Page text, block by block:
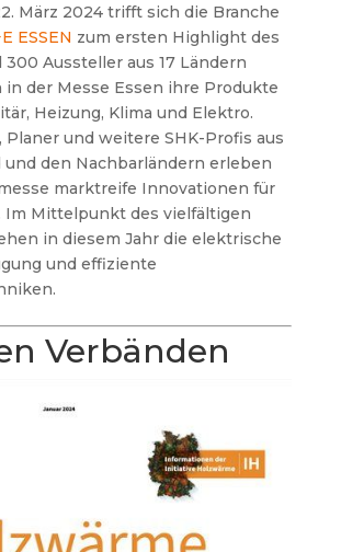
März 2024 trifft sich die Branche
ESSEN zum ersten Highlight des
300 Aussteller aus 17 Ländern
in der Messe Essen ihre Produkte
Heizung, Klima und Elektro.
Planer und weitere SHK-Profis aus
und den Nachbarländern erleben
marktreife Innovationen für
Im Mittelpunkt des vielfältigen
in diesem Jahr die elektrische
und effiziente
Verbänden